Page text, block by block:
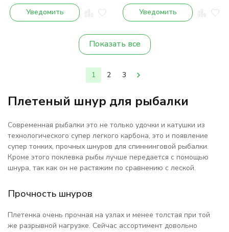
Уведомить Уведомить
Показать все
1 2 3
Плетеный шнур для рыбалки
Современная рыбалки это не только удочки и катушки из
технологического супер легкого карбона, это и появление
супер тонких, прочных шнуров для спиннинговой рыбалки.
Кроме этого поклевка рыбы лучше передается с помощью
шнура, так как он не растяжим по сравнению с леской.
Прочность шнуров
Плетенка очень прочная на узлах и менее толстая при той
же разрывной нагрузке. Сейчас ассортимент довольно